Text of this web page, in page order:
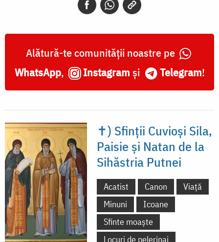
Alătură-te comunității noastre pe
WhatsApp, Instagram și Telegram!
✝) Sfinții Cuvioși Sila,
Paisie și Natan de la
Sihăstria Putnei
Acatist Canon
Viață
Minuni
Icoane
Sfinte moaște
Locuri de pelerinaj